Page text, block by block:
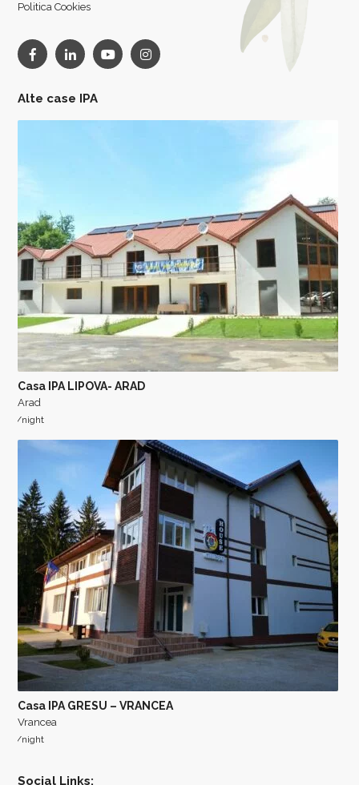
Politica Cookies
Alte case IPA
Casa IPA LIPOVA- ARAD
Arad
/night
Casa IPA GRESU – VRANCEA
Vrancea
/night
Social Links: